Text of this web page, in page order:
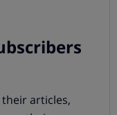
, de
los
mujeres de
En primer